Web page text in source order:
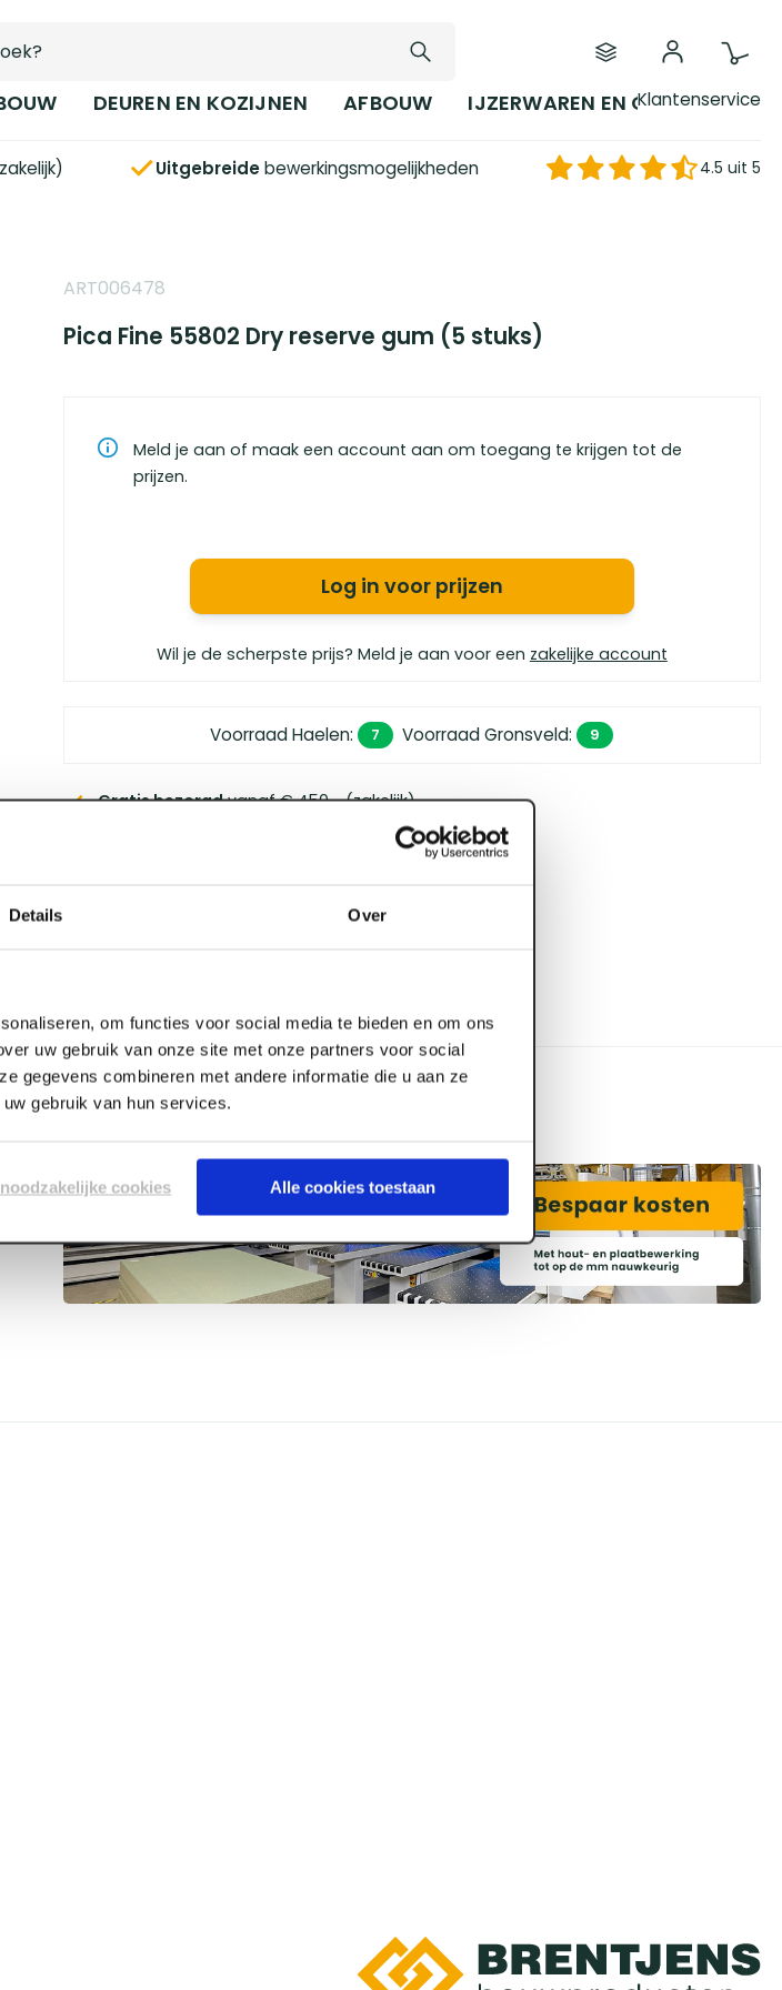
Details Over
om functies voor social media te bieden en om ons
uw gebruik van onze site met onze partners voor social
gegevens combineren met andere informatie die u aan ze
gebruik van hun services.
cookies Alle cookies toestaan
DEUREN EN KOZIJNEN AFBOUW IJZERWAREN EN GEREEDSCHAP
Klantenservice
Uitgebreidebewerkingsmogelijkheden 4.5 uit 5
ART006478
Pica Fine 55802 Dry reserve gum (5 stuks)
Meld je aan of maak een account aan om toegang te krijgen tot de
prijzen.
Log in voor prijzen
Wil je de scherpste prijs? Meld je aan voor een zakelijke account
Voorraad Haelen: 7 Voorraad Gronsveld: 9
Gratis bezorgdvanaf € 450,- (zakelijk)
van bouwspecialisten